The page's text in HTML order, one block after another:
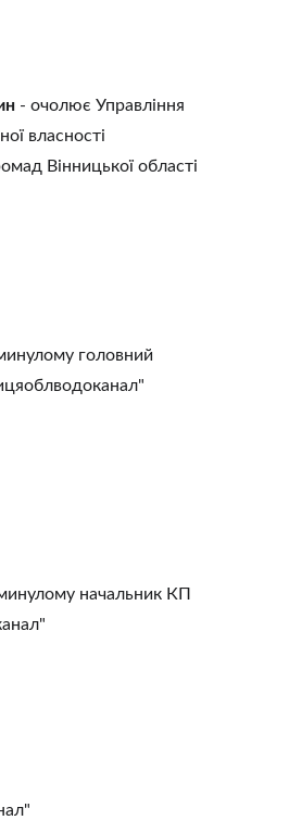
- очолює Управління
власності
Вінницької області
головний
начальник КП